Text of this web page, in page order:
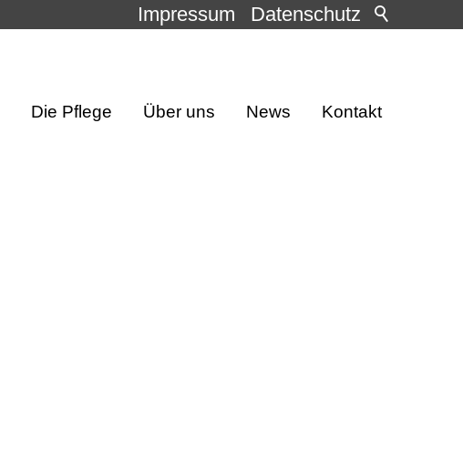
Datenschutz
Impressum
Die Pflege Über uns News Kontakt